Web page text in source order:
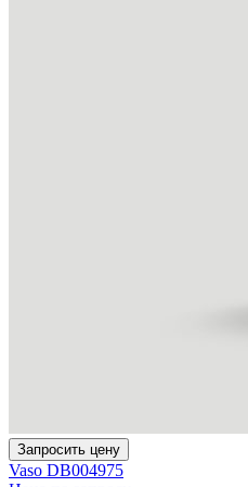
Запросить цену
Vaso DB004975